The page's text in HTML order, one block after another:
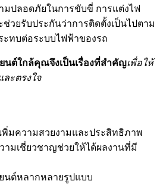
มปลอดภัยในการขับขี่ การแต่งไฟ
วยรับประกันว่าการติดตั้งเป็นไปตาม
ะทบต่อระบบไฟฟ้าของรถ
นต์ใกล้คุณจึงเป็นเรื่องที่สำคัญเพื่อให้
ะตรงใจ
เพิ่มความสวยงามและประสิทธิภาพ
ามเชี่ยวชาญช่วยให้ได้ผลงานที่มี
นต์หลากหลายรูปแบบ